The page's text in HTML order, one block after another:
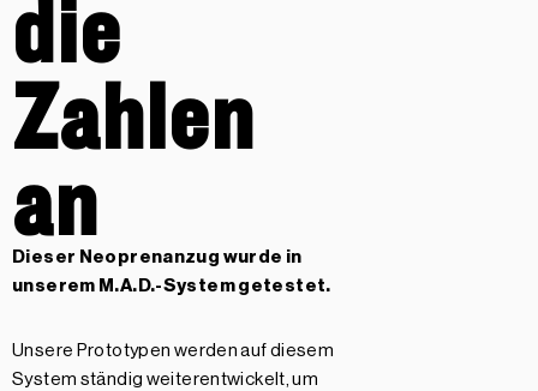
die
Zahlen
an
Dieser Neoprenanzug wurde in
unserem M.A.D.-System getestet.
Unsere Prototypen werden auf diesem
System ständig weiterentwickelt, um